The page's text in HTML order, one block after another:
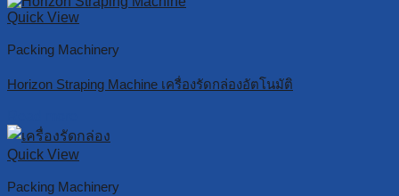
Quick View
Packing Machinery
Horizon Straping Machine เครื่องรัดกล่องอัตโนมัติ
Quick View
Packing Machinery